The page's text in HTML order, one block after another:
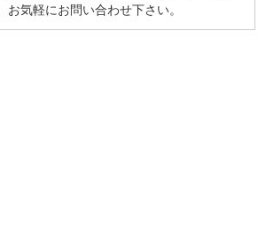
気軽にお問い合わせ下さい。